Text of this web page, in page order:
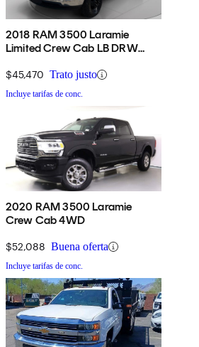
2018 RAM 3500 Laramie
Limited Crew Cab LB DRW
$45,470 Trato justo
Incluye tarifas de conc.
2020 RAM 3500 Laramie
Crew Cab 4WD
$52,088 Buena oferta
Incluye tarifas de conc.